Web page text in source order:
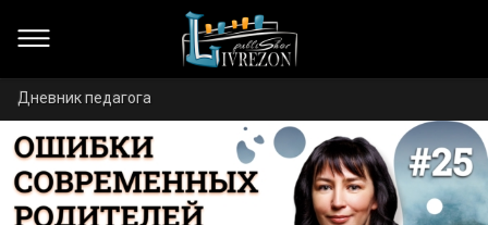
Дневник педагога